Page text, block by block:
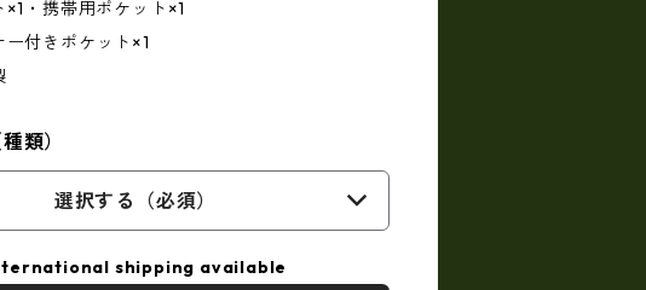
・携帯用ポケット×1
ー付きポケット×1
類）
選択する（必須）
shipping available